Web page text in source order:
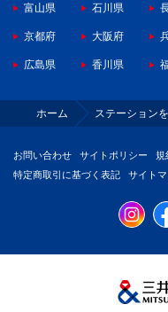
富山県 石川県
京都府 大阪府
広島県 香川県
ホーム ステーション
お問い合わせ サイトポリシー
規
特定商取引に基づく表記
サイト